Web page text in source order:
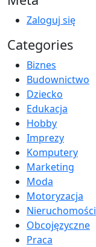
Zaloguj się
Categories
Biznes
Budownictwo
Dziecko
Edukacja
Hobby
Imprezy
Komputery
Marketing
Moda
Motoryzacja
Nieruchomości
Obcojęzyczne
Praca